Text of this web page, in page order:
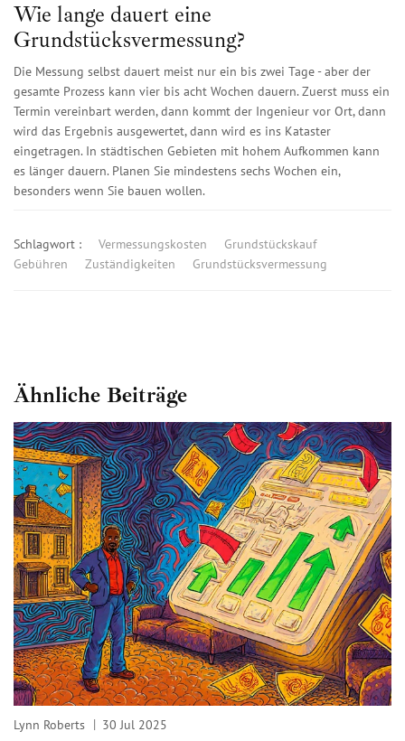
Wie lange dauert eine
Grundstücksvermessung?
Die Messung selbst dauert meist nur ein bis zwei Tage - aber der
gesamte Prozess kann vier bis acht Wochen dauern. Zuerst muss ein
Termin vereinbart werden, dann kommt der Ingenieur vor Ort, dann
wird das Ergebnis ausgewertet, dann wird es ins Kataster
eingetragen. In städtischen Gebieten mit hohem Aufkommen kann
es länger dauern. Planen Sie mindestens sechs Wochen ein,
besonders wenn Sie bauen wollen.
Schlagwort : Vermessungskosten
Grundstückskauf
Gebühren
Zuständigkeiten Grundstücksvermessung
Ähnliche Beiträge
Lynn Roberts 30 Jul 2025